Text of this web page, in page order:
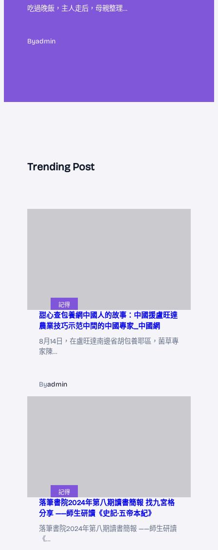
吃過晚飯，主人走后，母親整理…
Byadmin
Trending Post
記得
甜心查包養網中國人的故事：中國援盧旺達
農業技巧示范中間的中國專家_中國網
8月14日，在盧旺達南邊省胡包養耶區，菌草專
家陳…
Byadmin
記得
落筆書院2024年第八期讀書簡報 找九宮格
分享 ——師生研讀《史記·五帝本紀》
落筆書院2024年第八期讀書簡報 ——師生研讀
《…